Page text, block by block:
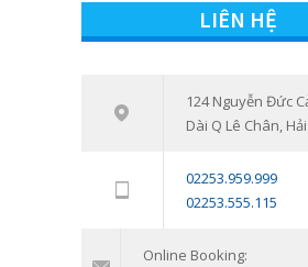
BHYT tại Bệnh viện Quốc tế
Nhi Hải Phòng
Tham vấn – Trị liệu tâm lý
trẻ vị thành niên: Đồng hành
tâm lý
11/01/2024
LIÊN HỆ
124 Nguyễn Đức
Dài Q Lê Chân,
02253.959.999
02253.555.115
Online Booking: